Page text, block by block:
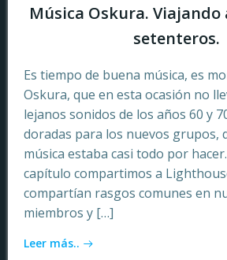
Música Oskura. Viajando
setenteros.
Es tiempo de buena música, es
Oskura, que en esta ocasión no
lejanos sonidos de los años 60 y
doradas para los nuevos grupos,
música estaba casi todo por
capítulo compartimos a
compartían rasgos comunes en
miembros y […]
Leer más..